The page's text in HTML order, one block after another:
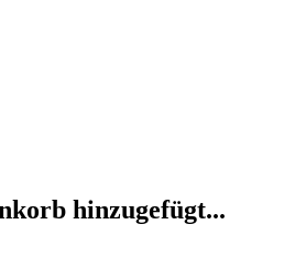
hinzugefügt...